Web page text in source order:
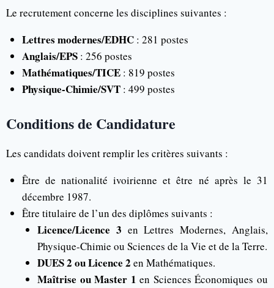
Le recrutement concerne les disciplines suivantes :
Lettres modernes/EDHC: 281 postes
Anglais/EPS: 256 postes
Mathématiques/TICE: 819 postes
Physique-Chimie/SVT: 499 postes
Conditions de Candidature
Les candidats doivent remplir les critères suivants :
Être de nationalité ivoirienne et être né après le 31
décembre 1987.
Être titulaire de l’un des diplômes suivants :
Licence/Licence 3 en Lettres Modernes, Anglais,
Physique-Chimie ou Sciences de la Vie et de la Terre.
DUES 2 ou Licence 2 en Mathématiques.
Maîtrise ou Master 1 en Sciences Économiques ou